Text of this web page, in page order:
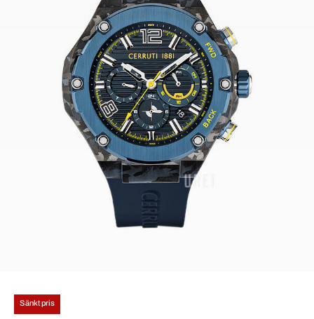
Sänkt pris